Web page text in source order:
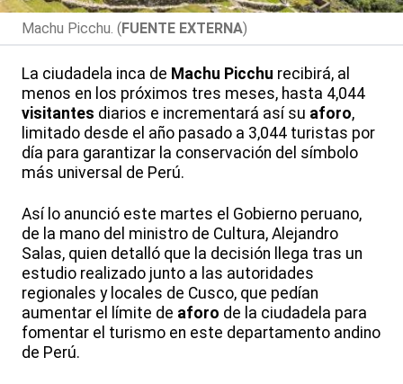
Machu Picchu. (FUENTE EXTERNA)
La ciudadela inca de Machu Picchu recibirá, al
menos en los próximos tres meses, hasta 4,044
visitantes diarios e incrementará así su aforo,
limitado desde el año pasado a 3,044 turistas por
día para garantizar la conservación del símbolo
más universal de Perú.
Así lo anunció este martes el Gobierno peruano,
de la mano del ministro de Cultura, Alejandro
Salas, quien detalló que la decisión llega tras un
estudio realizado junto a las autoridades
regionales y locales de Cusco, que pedían
aumentar el límite de aforo de la ciudadela para
fomentar el turismo en este departamento andino
de Perú.